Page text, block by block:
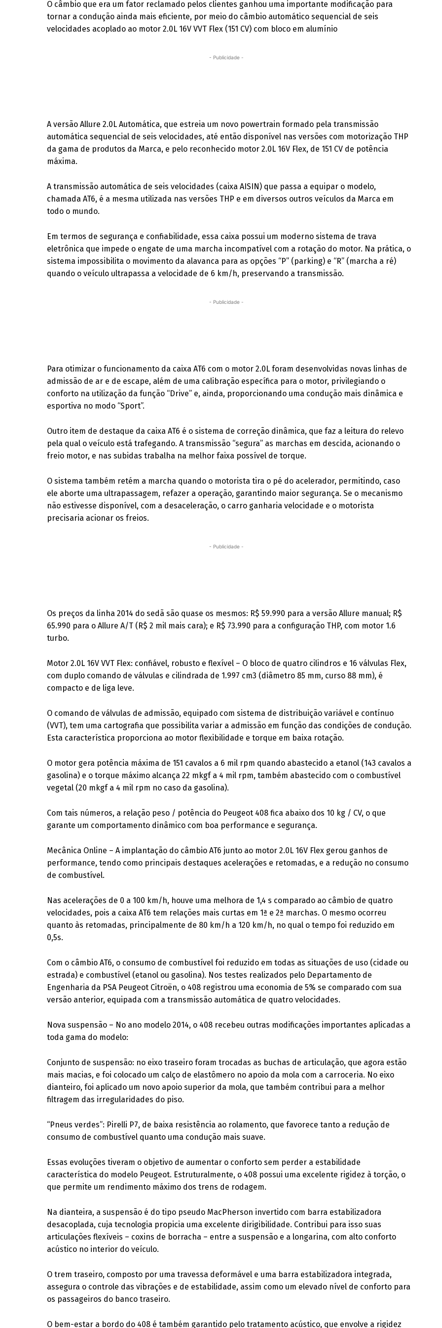
O câmbio que era um fator reclamado pelos clientes ganhou uma importante modificação para
tornar a condução ainda mais eficiente, por meio do câmbio automático sequencial de seis
velocidades acoplado ao motor 2.0L 16V VVT Flex (151 CV) com bloco em alumínio
- Publicidade -
A versão Allure 2.0L Automática, que estreia um novo powertrain formado pela transmissão
automática sequencial de seis velocidades, até então disponível nas versões com motorização THP
da gama de produtos da Marca, e pelo reconhecido motor 2.0L 16V Flex, de 151 CV de potência
máxima.
A transmissão automática de seis velocidades (caixa AISIN) que passa a equipar o modelo,
chamada AT6, é a mesma utilizada nas versões THP e em diversos outros veículos da Marca em
todo o mundo.
Em termos de segurança e confiabilidade, essa caixa possui um moderno sistema de trava
eletrônica que impede o engate de uma marcha incompatível com a rotação do motor. Na prática, o
sistema impossibilita o movimento da alavanca para as opções “P” (parking) e “R” (marcha a ré)
quando o veículo ultrapassa a velocidade de 6 km/h, preservando a transmissão.
- Publicidade -
Para otimizar o funcionamento da caixa AT6 com o motor 2.0L foram desenvolvidas novas linhas de
admissão de ar e de escape, além de uma calibração específica para o motor, privilegiando o
conforto na utilização da função “Drive” e, ainda, proporcionando uma condução mais dinâmica e
esportiva no modo “Sport”.
Outro item de destaque da caixa AT6 é o sistema de correção dinâmica, que faz a leitura do relevo
pela qual o veículo está trafegando. A transmissão “segura” as marchas em descida, acionando o
freio motor, e nas subidas trabalha na melhor faixa possível de torque.
O sistema também retém a marcha quando o motorista tira o pé do acelerador, permitindo, caso
ele aborte uma ultrapassagem, refazer a operação, garantindo maior segurança. Se o mecanismo
não estivesse disponível, com a desaceleração, o carro ganharia velocidade e o motorista
precisaria acionar os freios.
- Publicidade -
Os preços da linha 2014 do sedã são quase os mesmos: R$ 59.990 para a versão Allure manual; R$
65.990 para o Allure A/T (R$ 2 mil mais cara); e R$ 73.990 para a configuração THP, com motor 1.6
turbo.
Motor 2.0L 16V VVT Flex: confiável, robusto e flexível – O bloco de quatro cilindros e 16 válvulas Flex,
com duplo comando de válvulas e cilindrada de 1.997 cm3 (diâmetro 85 mm, curso 88 mm), é
compacto e de liga leve.
O comando de válvulas de admissão, equipado com sistema de distribuição variável e contínuo
(VVT), tem uma cartografia que possibilita variar a admissão em função das condições de condução.
Esta característica proporciona ao motor flexibilidade e torque em baixa rotação.
O motor gera potência máxima de 151 cavalos a 6 mil rpm quando abastecido a etanol (143 cavalos a
gasolina) e o torque máximo alcança 22 mkgf a 4 mil rpm, também abastecido com o combustível
vegetal (20 mkgf a 4 mil rpm no caso da gasolina).
Com tais números, a relação peso / potência do Peugeot 408 fica abaixo dos 10 kg / CV, o que
garante um comportamento dinâmico com boa performance e segurança.
Mecânica Online – A implantação do câmbio AT6 junto ao motor 2.0L 16V Flex gerou ganhos de
performance, tendo como principais destaques acelerações e retomadas, e a redução no consumo
de combustível.
Nas acelerações de 0 a 100 km/h, houve uma melhora de 1,4 s comparado ao câmbio de quatro
velocidades, pois a caixa AT6 tem relações mais curtas em 1ª e 2ª marchas. O mesmo ocorreu
quanto às retomadas, principalmente de 80 km/h a 120 km/h, no qual o tempo foi reduzido em
0,5s.
Com o câmbio AT6, o consumo de combustível foi reduzido em todas as situações de uso (cidade ou
estrada) e combustível (etanol ou gasolina). Nos testes realizados pelo Departamento de
Engenharia da PSA Peugeot Citroën, o 408 registrou uma economia de 5% se comparado com sua
versão anterior, equipada com a transmissão automática de quatro velocidades.
Nova suspensão – No ano modelo 2014, o 408 recebeu outras modificações importantes aplicadas a
toda gama do modelo:
Conjunto de suspensão: no eixo traseiro foram trocadas as buchas de articulação, que agora estão
mais macias, e foi colocado um calço de elastômero no apoio da mola com a carroceria. No eixo
dianteiro, foi aplicado um novo apoio superior da mola, que também contribui para a melhor
filtragem das irregularidades do piso.
“Pneus verdes”: Pirelli P7, de baixa resistência ao rolamento, que favorece tanto a redução de
consumo de combustível quanto uma condução mais suave.
Essas evoluções tiveram o objetivo de aumentar o conforto sem perder a estabilidade
característica do modelo Peugeot. Estruturalmente, o 408 possui uma excelente rigidez à torção, o
que permite um rendimento máximo dos trens de rodagem.
Na dianteira, a suspensão é do tipo pseudo MacPherson invertido com barra estabilizadora
desacoplada, cuja tecnologia propicia uma excelente dirigibilidade. Contribui para isso suas
articulações flexíveis – coxins de borracha – entre a suspensão e a longarina, com alto conforto
acústico no interior do veículo.
O trem traseiro, composto por uma travessa deformável e uma barra estabilizadora integrada,
assegura o controle das vibrações e de estabilidade, assim como um elevado nível de conforto para
os passageiros do banco traseiro.
O bem-estar a bordo do 408 é também garantido pelo tratamento acústico, que envolve a rigidez